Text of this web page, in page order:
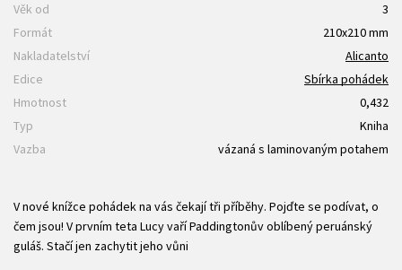
Věk od
3
Formát
210x210 mm
Nakladatelství
Alicanto
Edice
Sbírka pohádek
Hmotnost
0,432
Typ
Kniha
Vazba
vázaná s laminovaným potahem
V nové knížce pohádek na vás čekají tři příběhy. Pojďte se podívat, o
čem jsou! V prvním teta Lucy vaří Paddingtonův oblíbený peruánský
guláš. Stačí jen zachytit jeho vůni